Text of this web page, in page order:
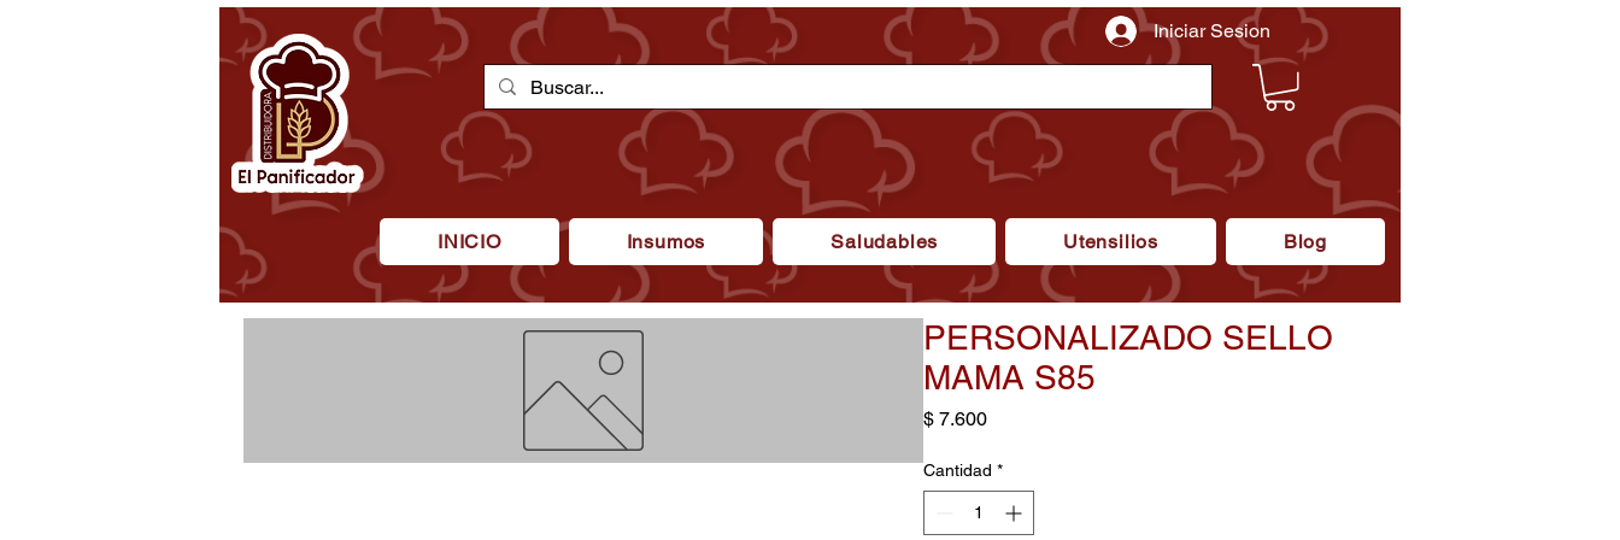
INICIO Insumos Saludables Utensilios Blog
Iniciar Sesion
PERSONALIZADO SELLO
MAMA S85
$ 7.600Precio
Cantidad *